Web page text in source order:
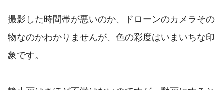
撮影した時間帯が悪いのか、ドローンのカメラその
物なのかわかりませんが、色の彩度はいまいちな印
象です。